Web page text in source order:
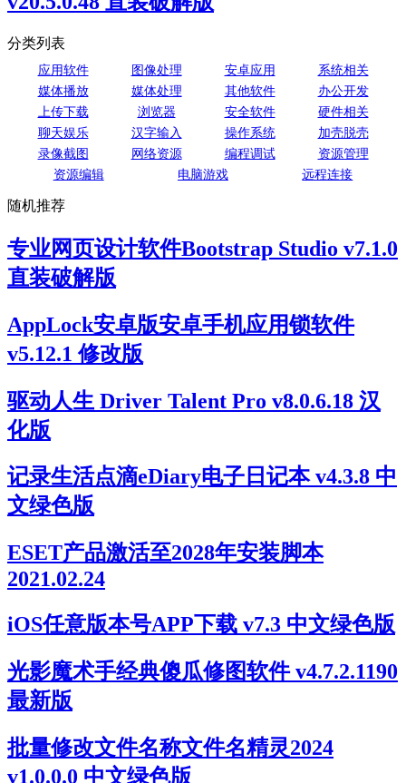
分类列表
应用软件 图像处理 安卓应用
系统相关
媒体播放
媒体处理 其他软件
办公开发
上传下载
浏览器 安全软件
硬件相关
聊天娱乐
汉字输入 操作系统
加壳脱壳
录像截图
网络资源 编程调试
资源管理
资源编辑
电脑游戏 远程连接
随机推荐
专业网页设计软件Bootstrap Studio v7.1.0
直装破解版
AppLock安卓版安卓手机应用锁软件
v5.12.1 修改版
驱动人生 Driver Talent Pro v8.0.6.18 汉
化版
记录生活点滴eDiary电子日记本 v4.3.8 中
文绿色版
ESET产品激活至2028年安装脚本
2021.02.24
iOS任意版本号APP下载 v7.3 中文绿色版
光影魔术手经典傻瓜修图软件 v4.7.2.1190
最新版
批量修改文件名称文件名精灵2024
v1.0.0.0 中文绿色版